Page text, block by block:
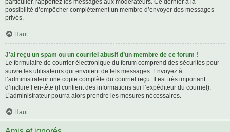
particulier, rapportez les messages aux modérateurs. Ce dernier a la
possibilité d’empêcher complètement un membre d’envoyer des messages
privés.
Haut
J’ai reçu un spam ou un courriel abusif d’un membre de ce forum !
Le formulaire de courrier électronique du forum comprend des sécurités pour
suivre les utilisateurs qui envoient de tels messages. Envoyez à
l’administrateur une copie complète du courriel reçu. Il est très important
d’inclure l’en-tête (il contient des informations sur l’expéditeur du courriel).
L’administrateur pourra alors prendre les mesures nécessaires.
Haut